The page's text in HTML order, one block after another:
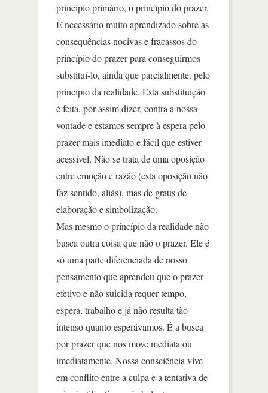
princípio primário, o princípio do prazer.
É necessário muito aprendizado sobre as
consequências nocivas e fracassos do
princípio do prazer para conseguirmos
substituí-lo, ainda que parcialmente, pelo
princípio da realidade. Esta substituição
é feita, por assim dizer, contra a nossa
vontade e estamos sempre à espera pelo
prazer mais imediato e fácil que estiver
acessível. Não se trata de uma oposição
entre emoção e razão (esta oposição não
faz sentido, aliás), mas de graus de
elaboração e simbolização.
Mas mesmo o princípio da realidade não
busca outra coisa que não o prazer. Ele é
só uma parte diferenciada de nosso
pensamento que aprendeu que o prazer
efetivo e não suicida requer tempo,
espera, trabalho e já não resulta tão
intenso quanto esperávamos. É a busca
por prazer que nos move mediata ou
imediatamente. Nossa consciência vive
em conflito entre a culpa e a tentativa de